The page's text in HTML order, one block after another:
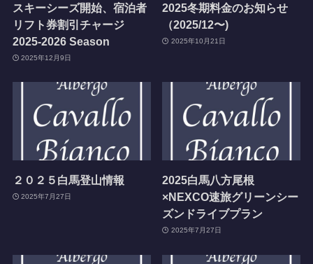
スキーシーズ開始、宿泊者
リフト券割引チャージ
2025-2026 Season
2025年12月9日
2025冬期料金のお知らせ
（2025/12〜)
2025年10月21日
２０２５白馬登山情報
2025年7月27日
2025白馬八方尾根
×NEXCO速旅グリーンシー
ズンドライブプラン
2025年7月27日